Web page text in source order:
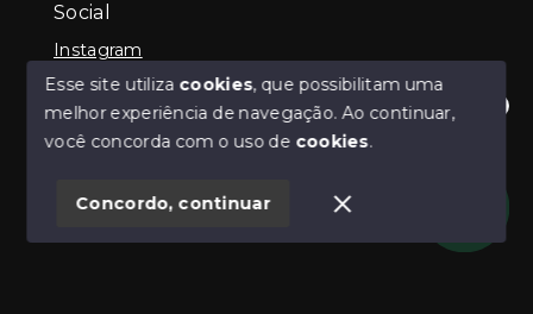
Olá! Estamos disponíveis para te ajudar.
Social
Instagram
© Copyright 2026 - Guilherme Neilly - Todos os
SITE PARA IMOBILIARIA
Esse site utiliza cookies, que possibilitam uma
melhor experiência de navegação.Ao continuar,
você concorda com o uso de cookies.
Concordo, continuar